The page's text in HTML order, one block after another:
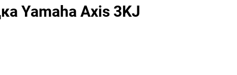
Yamaha Axis 3KJ